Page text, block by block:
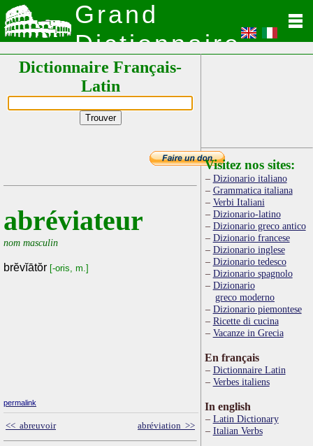
Grand
Dictionnaire
Latin
Dictionnaire Français-
Latin
abréviateur
nom masculin
brĕvĭātŏr [-oris, m.]
permalink
<< abreuvoir abréviation >>
Visitez nos sites:
Dizionario italiano
Grammatica italiana
Verbi Italiani
Dizionario-latino
Dizionario greco antico
Dizionario francese
Dizionario inglese
Dizionario tedesco
Dizionario spagnolo
Dizionario
greco moderno
Dizionario piemontese
Ricette di cucina
Vacanze in Grecia
En français
Dictionnaire Latin
Verbes italiens
In english
Latin Dictionary
Italian Verbs